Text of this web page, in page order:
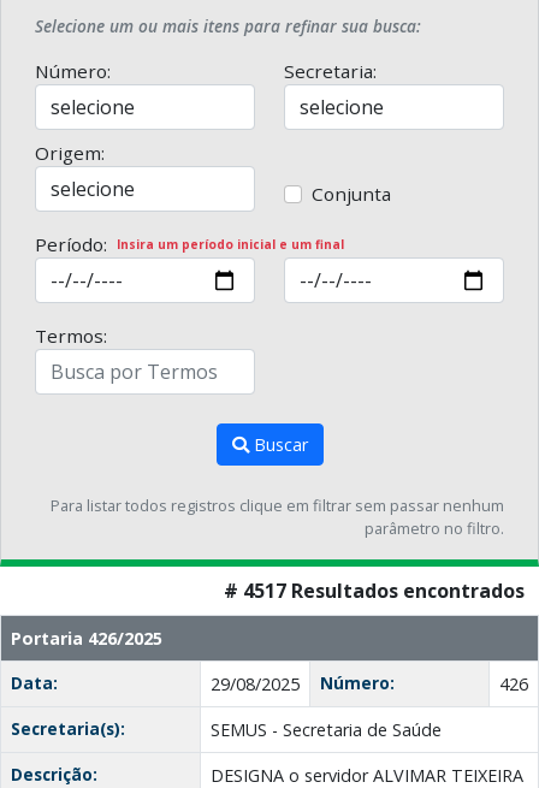
Selecione um ou mais itens para refinar sua busca:
Número: Secretaria:
Origem:
Conjunta
Período: Insira um período inicial e um final
Termos:
Buscar
Para listar todos registros clique em filtrar sem passar nenhum
parâmetro no filtro.
# 4517 Resultados encontrados
Portaria 426/2025
Data:
29/08/2025 Número:
426
Secretaria(s):
SEMUS - Secretaria de Saúde
Descrição:
DESIGNA o servidor ALVIMAR TEIXEIRA